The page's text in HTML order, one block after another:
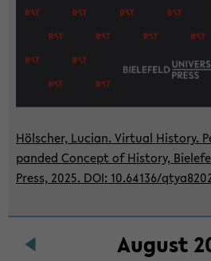
Höl­scher, Lu­ci­an. Vir­tu­al His­to­ry.
pan­ded Con­cept of His­to­ry,
Press, 2025. DOI: 10.64136/
Au­gust